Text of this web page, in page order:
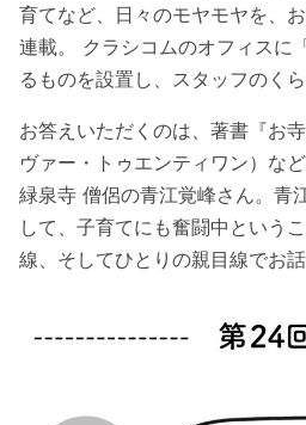
育てなど、日々のモヤモヤを、
連載。 クラシコムのオフィスに
るものを設置し、スタッフのく
お答えいただくのは、著書『お
ヴァー・トゥエンティワン）な
緑泉寺 僧侶の青江覚峰さん。青
して、子育てにも奮闘中という
線、そしてひとりの親目線でお